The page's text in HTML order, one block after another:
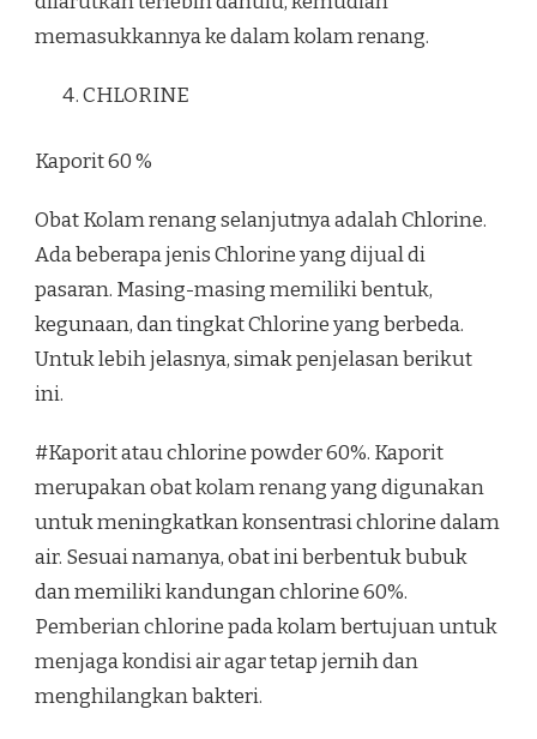
memasukkannya ke dalam kolam renang.
CHLORINE
Kaporit 60 %
Obat Kolam renang selanjutnya adalah Chlorine.
Ada beberapa jenis Chlorine yang dijual di
pasaran. Masing-masing memiliki bentuk,
kegunaan, dan tingkat Chlorine yang berbeda.
Untuk lebih jelasnya, simak penjelasan berikut
ini.
#Kaporit atau chlorine powder 60%. Kaporit
merupakan obat kolam renang yang digunakan
untuk meningkatkan konsentrasi chlorine dalam
air. Sesuai namanya, obat ini berbentuk bubuk
dan memiliki kandungan chlorine 60%.
Pemberian chlorine pada kolam bertujuan untuk
menjaga kondisi air agar tetap jernih dan
menghilangkan bakteri.